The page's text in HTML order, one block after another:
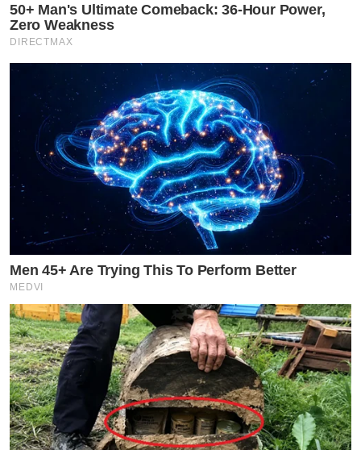
50+ Man's Ultimate Comeback: 36-Hour Power,
Zero Weakness
DIRECTMAX
Men 45+ Are Trying This To Perform Better
MEDVI